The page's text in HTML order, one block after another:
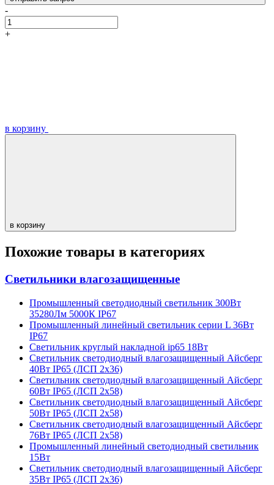
-
+
в корзину
в корзину
Похожие товары в категориях
Светильники влагозащищенные
Промышленный светодиодный светильник 300Вт
35280Лм 5000К IP67
Промышленный линейный светильник серии L 36Вт
IP67
Светильник круглый накладной ip65 18Вт
Светильник светодиодный влагозащищенный Айсберг
40Вт IP65 (ЛСП 2х36)
Светильник светодиодный влагозащищенный Айсберг
60Вт IP65 (ЛСП 2х58)
Светильник светодиодный влагозащищенный Айсберг
50Вт IP65 (ЛСП 2х58)
Светильник светодиодный влагозащищенный Айсберг
76Вт IP65 (ЛСП 2х58)
Промышленный линейный светодиодный светильник
15Вт
Светильник светодиодный влагозащищенный Айсберг
35Вт IP65 (ЛСП 2х36)